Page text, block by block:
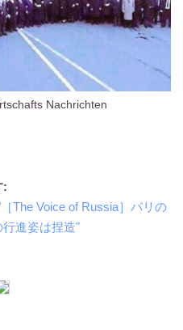
Nachrichten
:
The Voice of Russia］パリの
進姿は捏造"